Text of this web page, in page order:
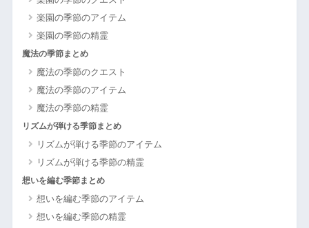
楽園の季節のアイテム
楽園の季節の精霊
魔法の季節まとめ
魔法の季節のクエスト
魔法の季節のアイテム
魔法の季節の精霊
リズムが弾ける季節まとめ
リズムが弾ける季節のアイテム
リズムが弾ける季節の精霊
想いを編む季節まとめ
想いを編む季節のアイテム
想いを編む季節の精霊